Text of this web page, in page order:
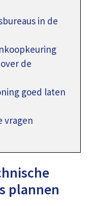
in de
de
goed laten
vragen
plannen